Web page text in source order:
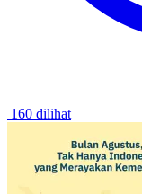
160 dilihat